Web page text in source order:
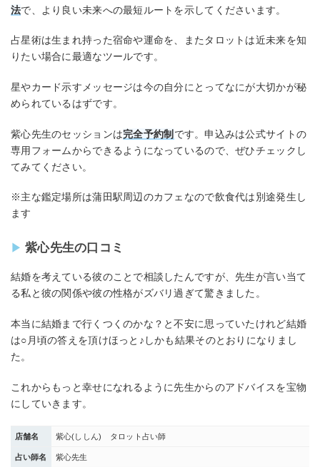
法で、より良い未来への最短ルートを示してくださいます。
占星術は生まれ持った宿命や運命を、またタロットは近未来を知
りたい場合に最適なツールです。
星やカード示すメッセージは今の自分にとってなにが大切かが秘
められているはずです。
紫心先生のセッションは完全予約制 です。申込みは公式サイトの
専用フォームからできるようになっているので、ぜひチェックし
てみてください。
※主な鑑定場所は蒲田駅周辺のカフェなので飲食代は別途発生し
ます
紫心先生の口コミ
結婚を考えている彼のことで相談したんですが、先生が言い当て
る私と彼の関係や彼の性格がズバリ過ぎて驚きました。
本当に結婚まで行くつくのかな？と不安に思っていたけれど結婚
は○月頃の答えを頂けほっと♪しかも結果そのとおりになりまし
た。
これからもっと幸せになれるように先生からのアドバイスを宝物
にしていきます。
店舗名 紫心(ししん) タロット占い師
占い師名 紫心先生